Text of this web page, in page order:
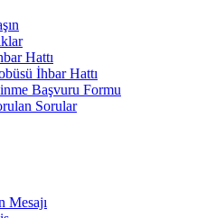
Hattı
İhbar Hattı
Başvuru Formu
Sorular
Mesajı